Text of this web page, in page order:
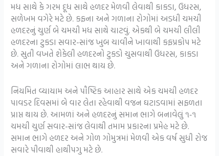
મધ સાથે કે ગરમ દૂધ સાથે હળદર મેળવી લેવાથી કાકડા, ઉધરસ,
સળેખમ વગેરે મટે છે. કફના અને ગળાના રોગોમાં અડધી ચમચી
હળદરનું ચુર્ણ બે ચમચી મધ સાથે ચાટવું. એકથી બે ચમચી લીલી
હળદરના ટુકડા સવાર-સાંજ ખુબ ચાવીને ખાવાથી કફપ્રકોપ મટે
છે. સુતી વખતે શેકેલી હળદરનો ટુકડો ચુસવાથી ઉધરસ, કાકડા
અને ગળાના રોગોમાં લાભ થાય છે.
નિયમિત વ્યાયામ અને પૌષ્ટિક આહાર સાથે એક ચમચી હળદર
પાવડર દિવસમાં બે વાર લેતા રહેવાથી વજન ઘટાડવામાં સફળતા
પ્રાપ્ત થાય છે. આમળાં અને હળદરનું સમાન ભાગે બનાવેલું ૧-૧
ચમચી ચુર્ણ સવાર-સાંજ લેવાથી તમામ પ્રકારના પ્રમેહ મટે છે.
સમાન ભાગે હળદર અને ગોળ ગોમુત્રમાં મેળવી એક વર્ષ સુધી રોજ
સવારે પીવાથી હાથીપગુ મટે છે.